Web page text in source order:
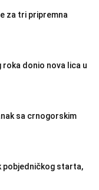
za tri pripremna
donio nova lica u
sa crnogorskim
pobjedničkog starta,